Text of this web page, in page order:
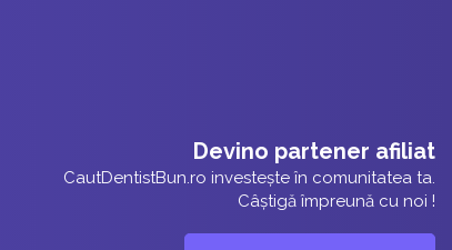
Devino partener afiliat
CautDentistBun.ro investește în comunitatea ta.
Câștigă împreună cu noi !